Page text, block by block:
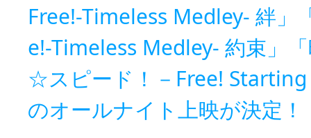
Free!-Timeless Medley- 絆」
e!-Timeless Medley- 約束」
☆スピード！－Free! Starting
のオールナイト上映が決定！